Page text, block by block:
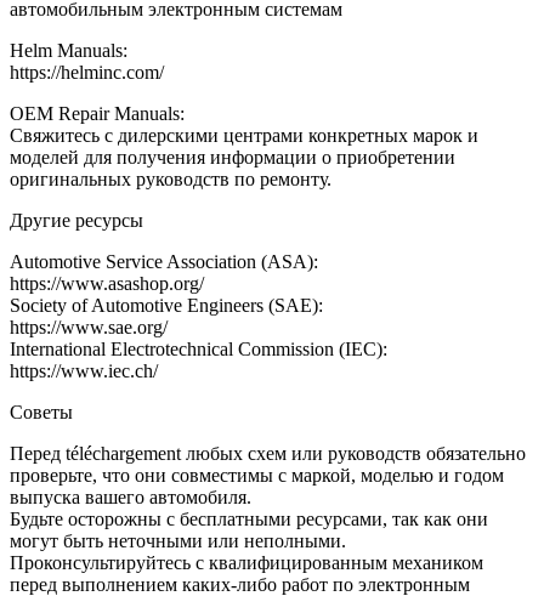
автомобильным электронным системам
Helm Manuals:
https://helminc.com/
OEM Repair Manuals:
Свяжитесь с дилерскими центрами конкретных марок и
моделей для получения информации о приобретении
оригинальных руководств по ремонту.
Другие ресурсы
Automotive Service Association (ASA):
https://www.asashop.org/
Society of Automotive Engineers (SAE):
https://www.sae.org/
International Electrotechnical Commission (IEC):
https://www.iec.ch/
Советы
Перед téléchargement любых схем или руководств обязательно
проверьте, что они совместимы с маркой, моделью и годом
выпуска вашего автомобиля.
Будьте осторожны с бесплатными ресурсами, так как они
могут быть неточными или неполными.
Проконсультируйтесь с квалифицированным механиком
перед выполнением каких-либо работ по электронным